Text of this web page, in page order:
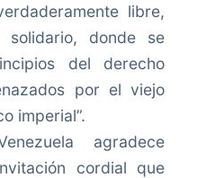
libre,
donde se
del derecho
por el viejo
imperial”.
agradece
cordial que